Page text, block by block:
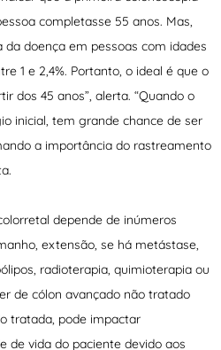
completasse 55 anos. Mas,
da doença em pessoas com idades
1 e 2,4%. Portanto, o ideal é que o
dos 45 anos”, alerta. “Quando o
inicial, tem grande chance de ser
a importância do rastreamento
depende de inúmeros
extensão, se há metástase,
radioterapia, quimioterapia ou
de cólon avançado não tratado
tratada, pode impactar
de vida do paciente devido aos